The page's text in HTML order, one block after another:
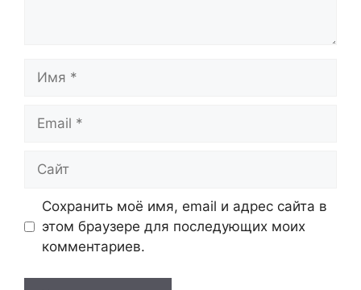
Имя
Email
Сайт
Сохранить моё имя, email и адрес сайта в
этом браузере для последующих моих
комментариев.